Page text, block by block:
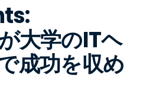
大学のITヘ
成功を収め